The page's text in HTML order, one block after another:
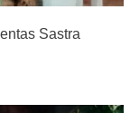
Sastra